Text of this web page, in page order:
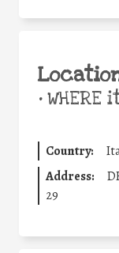
•
Country:
Address:
29